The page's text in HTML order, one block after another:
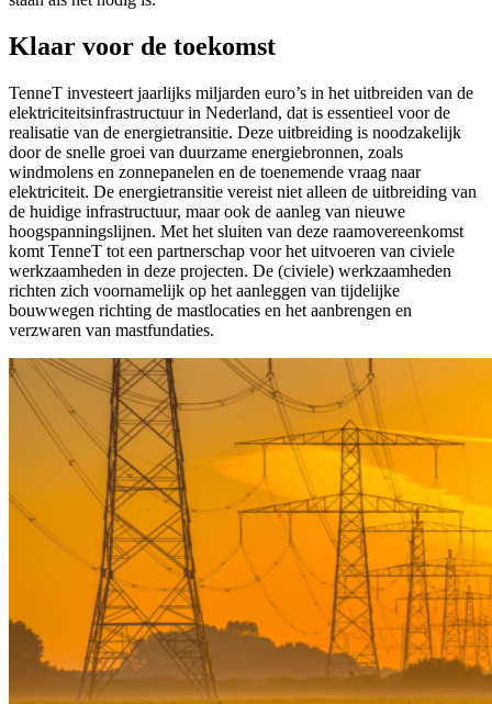
Klaar voor de toekomst
TenneT investeert jaarlijks miljarden euro’s in het uitbreiden van de
elektriciteitsinfrastructuur in Nederland, dat is essentieel voor de
realisatie van de energietransitie. Deze uitbreiding is noodzakelijk
door de snelle groei van duurzame energiebronnen, zoals
windmolens en zonnepanelen en de toenemende vraag naar
elektriciteit. De energietransitie vereist niet alleen de uitbreiding van
de huidige infrastructuur, maar ook de aanleg van nieuwe
hoogspanningslijnen. Met het sluiten van deze raamovereenkomst
komt TenneT tot een partnerschap voor het uitvoeren van civiele
werkzaamheden in deze projecten. De (civiele) werkzaamheden
richten zich voornamelijk op het aanleggen van tijdelijke
bouwwegen richting de mastlocaties en het aanbrengen en
verzwaren van mastfundaties.